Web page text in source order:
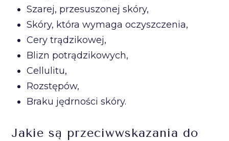
Szarej, przesuszonej skóry,
Skóry, która wymaga oczyszczenia,
Cery trądzikowej,
Blizn potrądzikowych,
Cellulitu,
Rozstępów,
Braku jędrności skóry.
Jakie są przeciwwskazania do